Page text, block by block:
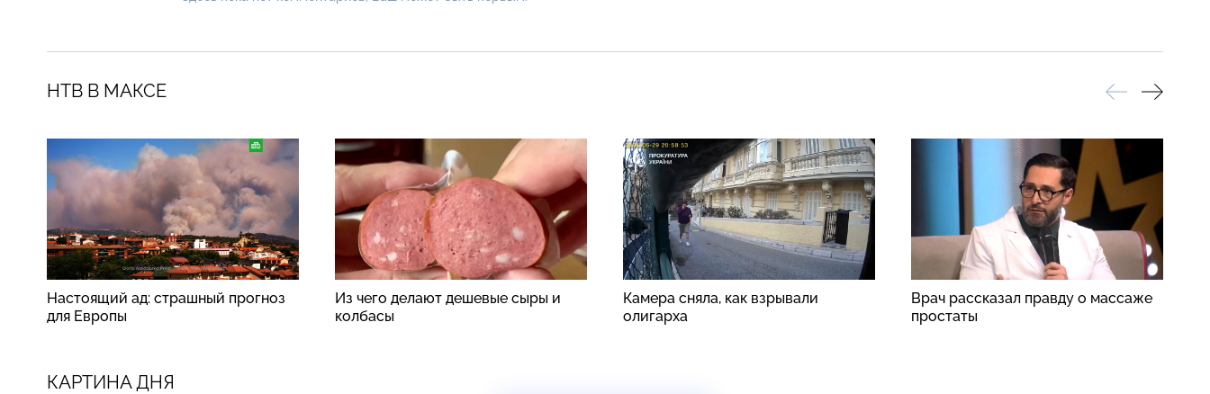
НТВ В МАКСЕ
Настоящий ад: страшный прогноз
для Европы
Из чего делают дешевые сыры и
колбасы
Камера сняла, как взрывали
олигарха
Врач рассказал правду о массаже
простаты
КАРТИНА ДНЯ